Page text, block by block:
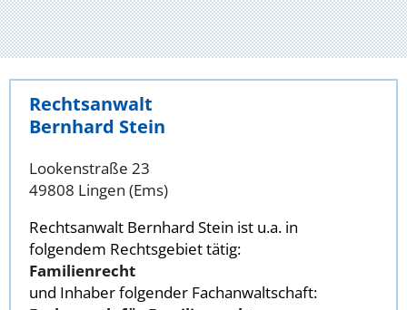
Rechtsanwalt
Bernhard Stein
Lookenstraße 23
49808 Lingen (Ems)
Rechtsanwalt Bernhard Stein ist u.a. in
folgendem Rechtsgebiet tätig:
Familienrecht
und Inhaber folgender Fachanwaltschaft: